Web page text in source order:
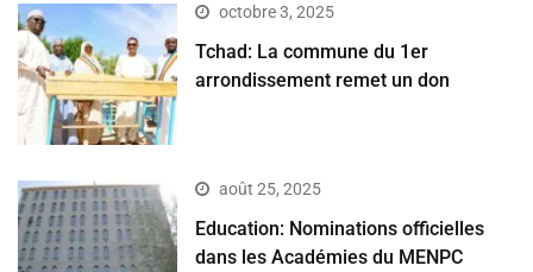
octobre 3, 2025
Tchad: La commune du 1er
arrondissement remet un don
août 25, 2025
Education: Nominations officielles
dans les Académies du MENPC